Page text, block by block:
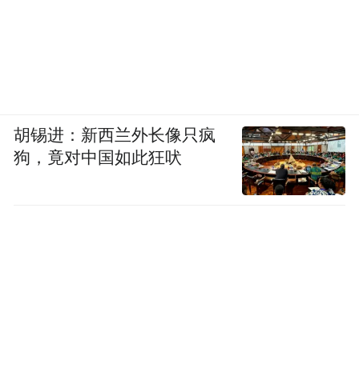
胡锡进：新西兰外长像只疯
狗，竟对中国如此狂吠